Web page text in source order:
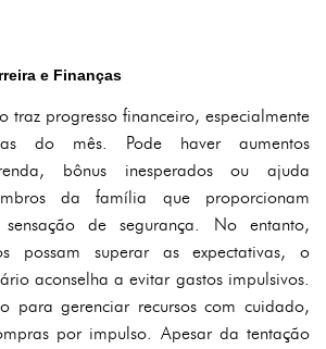
e Finanças
traz progresso financeiro, especialmente
do mês. Pode haver aumentos
bônus inesperados ou ajuda
da família que proporcionam
de segurança. No entanto,
possam superar as expectativas, o
aconselha a evitar gastos impulsivos.
para gerenciar recursos com cuidado,
por impulso. Apesar da tentação